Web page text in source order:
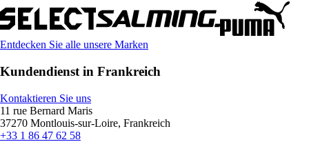
Entdecken Sie alle unsere Marken
Kundendienst in Frankreich
Kontaktieren Sie uns
11 rue Bernard Maris
37270 Montlouis-sur-Loire, Frankreich
+33 1 86 47 62 58